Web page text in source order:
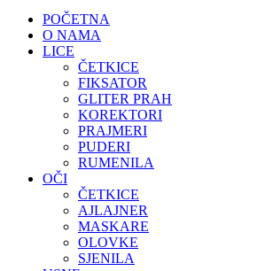
POČETNA
O NAMA
LICE
ČETKICE
FIKSATOR
GLITER PRAH
KOREKTORI
PRAJMERI
PUDERI
RUMENILA
OČI
ČETKICE
AJLAJNER
MASKARE
OLOVKE
SJENILA